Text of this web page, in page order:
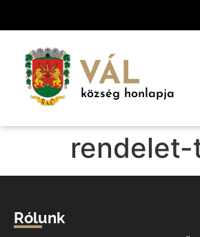
VÁL
község honlapja
Rólunk